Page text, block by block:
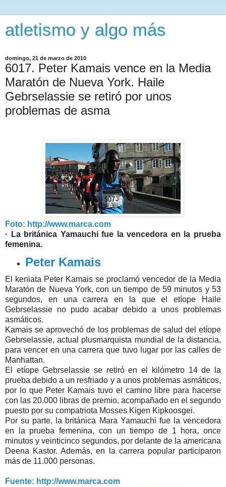
atletismo y algo más
domingo, 21 de marzo de 2010
6017. Peter Kamais vence en la Media
Maratón de Nueva York. Haile
Gebrselassie se retiró por unos
problemas de asma
Foto: http://www.marca.com
· La británica Yamauchi fue la vencedora en la prueba
femenina.
Peter Kamais
El keniata Peter Kamais se proclamó vencedor de la Media
Maratón de Nueva York, con un tiempo de 59 minutos y 53
segundos, en una carrera en la que el etíope Haile
Gebrselassie no pudo acabar debido a unos problemas
asmáticos.
Kamais se aprovechó de los problemas de salud del etíope
Gebrselassie, actual plusmarquista mundial de la distancia,
para vencer en una carrera que tuvo lugar por las calles de
Manhattan.
El etíope Gebrselassie se retiró en el kilómetro 14 de la
prueba debido a un resfriado y a unos problemas asmáticos,
por lo que Peter Kamais tuvo el camino libre para hacerse
con las 20.000 libras de premio, acompañado en el segundo
puesto por su compatriota Mosses Kigen Kipkoosgei.
Por su parte, la británica Mara Yamauchi fue la vencedora
en la prueba femenina, con un tiempo de 1 hora, once
minutos y veinticinco segundos, por delante de la americana
Deena Kastor. Además, en la carrera popular participaron
más de 11.000 personas.
Fuente: http://www.marca.com